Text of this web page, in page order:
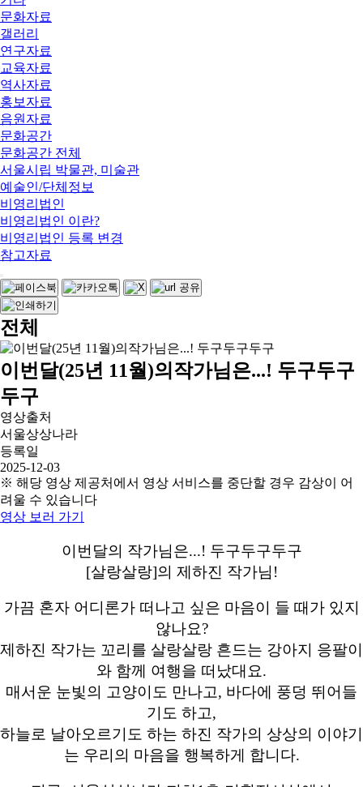
문화자료
갤러리
연구자료
교육자료
역사자료
홍보자료
음원자료
문화공간
문화공간 전체
서울시립 박물관, 미술관
예술인/단체정보
비영리법인
비영리법인 이란?
비영리법인 등록 변경
참고자료
전체
이번달(25년 11월)의작가님은...! 두구두구
두구
영상출처
서울상상나라
등록일
2025-12-03
※ 해당 영상 제공처에서 영상 서비스를 중단할 경우 감상이 어
려울 수 있습니다
영상 보러 가기
이번달의 작가님은...! 두구두구두구
[살랑살랑]의 제하진 작가님!
가끔 혼자 어디론가 떠나고 싶은 마음이 들 때가 있지
않나요?
제하진 작가는 꼬리를 살랑살랑 흔드는 강아지 응팔이
와 함께 여행을 떠났대요.
매서운 눈빛의 고양이도 만나고, 바다에 풍덩 뛰어들
기도 하고,
하늘로 날아오르기도 하는 하진 작가의 상상의 이야기
는 우리의 마음을 행복하게 합니다.